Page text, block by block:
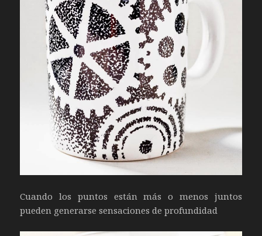
Cuando los puntos están más o menos juntos
pueden generarse sensaciones de profundidad